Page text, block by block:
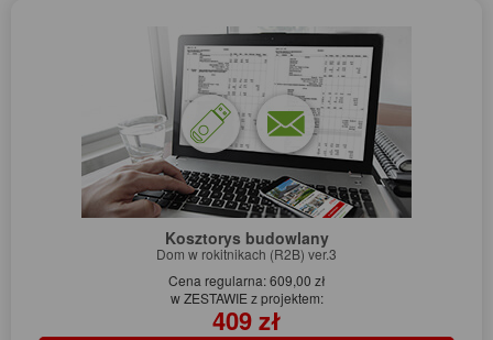
Kosztorys budowlany
Dom w rokitnikach (R2B) ver.3
Cena regularna: 609,00 zł
w ZESTAWIE z projektem:
409 zł